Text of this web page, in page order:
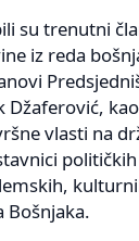
su trenutni
iz reda
Džaferović,
vlasti na
Bošnjaka.